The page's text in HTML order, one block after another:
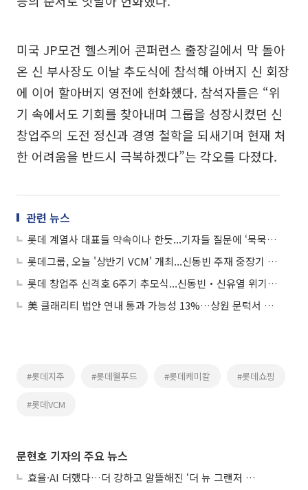
미국 JP모건 헬스케어 콘퍼런스 출장길에서 막 돌아
온 신 부사장도 이날 추도식에 참석해 아버지 신 회장
에 이어 할아버지 영전에 헌화했다. 참석자들은 “위
기 속에서도 기회를 찾아내며 그룹을 성장시켰던 신
창업주의 도전 정신과 경영 철학을 되새기며 현재 처
한 어려움을 반드시 극복하겠다”는 각오를 다졌다.
관련 뉴스
롯데 계열사 대표들 약속이나 한듯...기자들 질문에 ‘묵묵부답’(현장)
롯데그룹, 오늘 '상반기 VCM' 개최...신동빈 주재 중장기 운영 전략 논의
롯데 창업주 신격호 6주기 추모식...신동빈‧신유열 위기극복 각오 다져
美 클래리티 법안 연내 통과 가능성 13%…상원 문턱서 제동
#롯데지주 #롯데웰푸드 #롯데케미칼 #롯데쇼핑
#롯데VCM
문현호 기자의 주요 뉴스
효율·AI 더했다…더 강하고 알뜰해진 ‘더 뉴 그랜저 하이브리드’